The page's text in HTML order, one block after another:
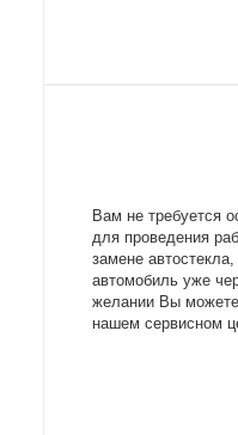
Вам не требуется
для проведения
замене
автомобиль уже
желании Вы можете
нашем сервисном